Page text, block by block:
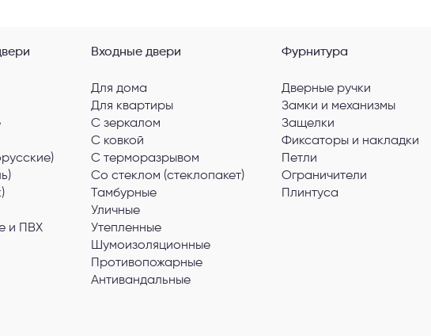
и ПВХ
Входные двери
Для дома
Для квартиры
С зеркалом
С ковкой
С терморазрывом
Со стеклом (стеклопакет)
Тамбурные
Уличные
Утепленные
Шумоизоляционные
Противопожарные
Антивандальные
Фурнитура
Дверные ручки
Замки и механизмы
Защелки
Фиксаторы и накладки
Петли
Ограничители
Плинтуса